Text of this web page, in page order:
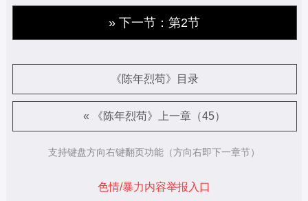
» 下一节：第2节
《陈年烈苟》目录
« 《陈年烈苟》上一章（45）
支持键盘方向右键翻页功能（方向右即下一章节）
色情/暴力内容举报入口